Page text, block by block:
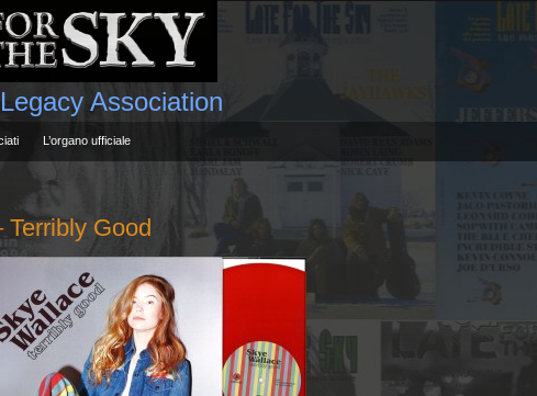
Association
L’organo ufficiale
Good